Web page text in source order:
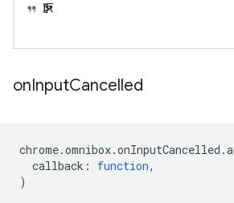
স্ট্রিং
onInputCancelled
chrome.omnibox.onInputCancelled .
callback : function,
)